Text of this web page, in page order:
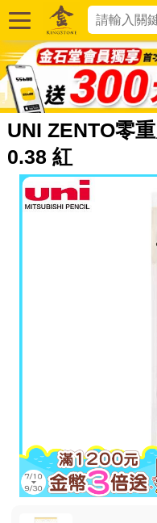
UNI ZENTO零
0.38 紅